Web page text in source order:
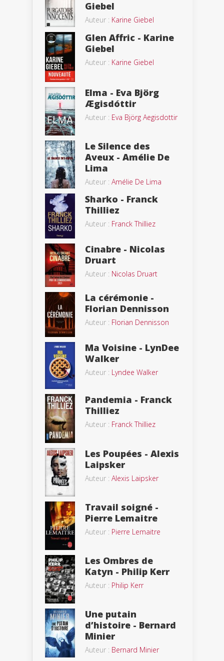
Giebel
Auteur : Karine Giebel
Glen Affric - Karine
Giebel
Auteur : Karine Giebel
Elma - Eva Björg
Ægisdóttir
Auteur : Eva Björg Aegisdottir
Le Silence des
Aveux - Amélie De
Lima
Auteur : Amélie De Lima
Sharko - Franck
Thilliez
Auteur : Franck Thilliez
Cinabre - Nicolas
Druart
Auteur : Nicolas Druart
La cérémonie -
Florian Dennisson
Auteur : Florian Dennisson
Ma Voisine - LynDee
Walker
Auteur : Lyndee Walker
Pandemia - Franck
Thilliez
Auteur : Franck Thilliez
Les Poupées - Alexis
Laipsker
Auteur : Alexis Laipsker
Travail soigné -
Pierre Lemaitre
Auteur : Pierre Lemaitre
Les Ombres de
Katyn - Philip Kerr
Auteur : Philip Kerr
Une putain
d’histoire - Bernard
Minier
Auteur : Bernard Minier